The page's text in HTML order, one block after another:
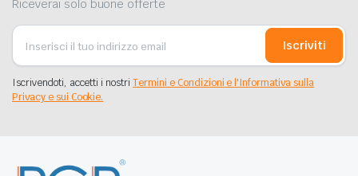
Riceverai solo buone offerte
Iscriviti
Iscrivendoti, accetti i nostriTermini e Condizioni e l'Informativa sulla
Privacy e sui Cookie.